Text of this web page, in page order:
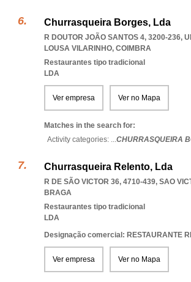
Churrasqueira Borges, Lda
R DOUTOR JOÃO SANTOS 4, 3200-236,
LOUSA VILARINHO, COIMBRA
Restaurantes tipo tradicional
LDA
Ver empresa Ver no Mapa
Matches in the search for:
Activity categories: ...CHURRASQUEIRA
Churrasqueira Relento, Lda
R DE SÃO VICTOR 36, 4710-439, SAO
BRAGA
Restaurantes tipo tradicional
LDA
Designação comercial: RESTAURANTE
Ver empresa Ver no Mapa